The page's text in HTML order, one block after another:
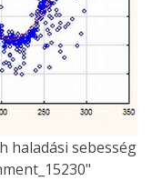
haladási sebesség